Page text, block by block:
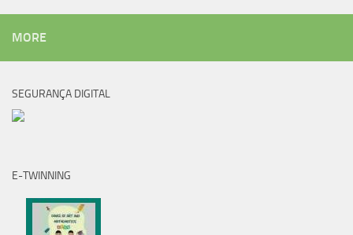
MORE
SEGURANÇA DIGITAL
E-TWINNING